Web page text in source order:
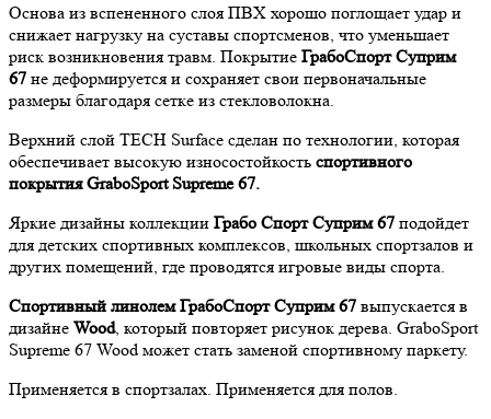
Основа из вспененного слоя ПВХ хорошо поглощает удар и
снижает нагрузку на суставы спортсменов, что уменьшает
риск возникновения травм. Покрытие ГрабоСпорт Суприм
67 не деформируется и сохраняет свои первоначальные
размеры благодаря сетке из стекловолокна.
Верхний слой TECH Surface сделан по технологии, которая
обеспечивает высокую износостойкость спортивного
покрытия GraboSport Supreme 67.
Яркие дизайны коллекции Грабо Спорт Суприм 67 подойдет
для детских спортивных комплексов, школьных спортзалов и
других помещений, где проводятся игровые виды спорта.
Спортивный линолем ГрабоСпорт Суприм 67 выпускается в
дизайне Wood, который повторяет рисунок дерева. GraboSport
Supreme 67 Wood может стать заменой спортивному паркету.
Применяется в спортзалах. Применяется для полов.